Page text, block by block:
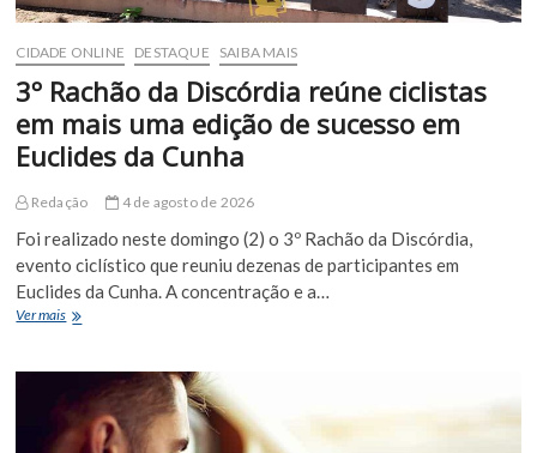
CIDADE ONLINE DESTAQUE SAIBA MAIS
3º Rachão da Discórdia reúne ciclistas
em mais uma edição de sucesso em
Euclides da Cunha
Redação 4 de agosto de 2026
Foi realizado neste domingo (2) o 3º Rachão da Discórdia,
evento ciclístico que reuniu dezenas de participantes em
Euclides da Cunha. A concentração e a…
Ver mais3º
Discórdia
reúne
ciclistas
em